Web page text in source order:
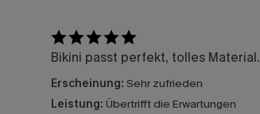
Bikini passt perfekt, tolles Material.
Erscheinung: Sehr zufrieden
Leistung: Übertrifft die Erwartungen